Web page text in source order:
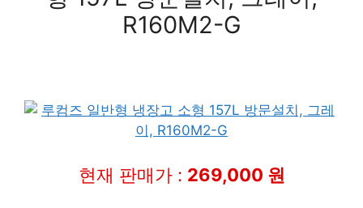
R160M2-G
현재 판매가 : 269,000 원